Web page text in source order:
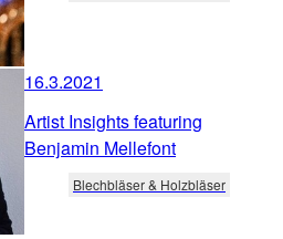
16.3.2021
Artist Insights featuring
Benjamin Mellefont
Blechbläser & Holzbläser